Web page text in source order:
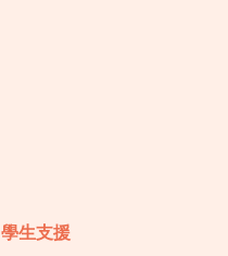
學生支援